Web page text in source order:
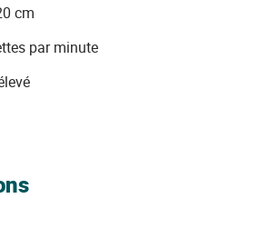
cm
par minute